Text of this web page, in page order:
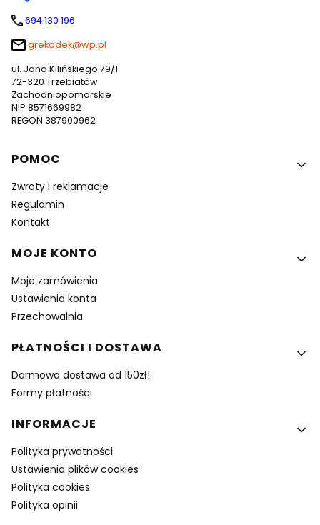
694 130 196
grekodek@wp.pl
ul. Jana Kilińskiego 79/1
72-320 Trzebiatów
Zachodniopomorskie
NIP 8571669982
REGON 387900962
Linki w stopce
POMOC
Zwroty i reklamacje
Regulamin
Kontakt
MOJE KONTO
Moje zamówienia
Ustawienia konta
Przechowalnia
PŁATNOŚCI I DOSTAWA
Darmowa dostawa od 150zł!
Formy płatności
INFORMACJE
Polityka prywatności
Ustawienia plików cookies
Polityka cookies
Polityka opinii